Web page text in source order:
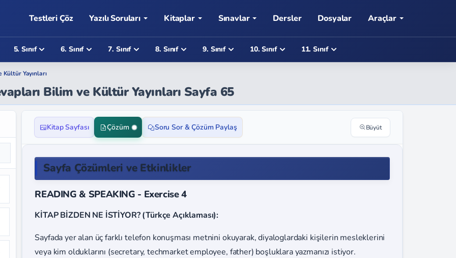
Testleri Çöz Yazılı Soruları Kitaplar Sınavlar Dersler Dosyalar Araçlar
5. Sınıf 6. Sınıf 7. Sınıf 8. Sınıf 9. Sınıf 10. Sınıf 11. Sınıf
Kültür Yayınları
Bilim ve Kültür Yayınları Sayfa 65
Kitap Sayfası Çözüm Soru Sor & Çözüm Paylaş Büyüt
Sayfa Çözümleri ve Etkinlikler
READING & SPEAKING - Exercise 4
KİTAP BİZDEN NE İSTİYOR? (Türkçe Açıklaması):
Sayfada yer alan üç farklı telefon konuşması metnini okuyarak, diyaloglardaki kişilerin mesleklerini
veya kim olduklarını (secretary, techmarket employee, father) boşluklara yazmanızı istiyor.